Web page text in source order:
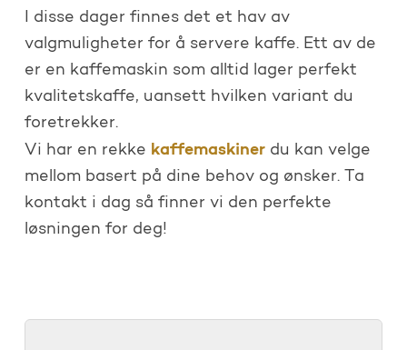
I disse dager finnes det et hav av
valgmuligheter for å servere kaffe. Ett av de
er en kaffemaskin som alltid lager perfekt
kvalitetskaffe, uansett hvilken variant du
foretrekker.
Vi har en rekke kaffemaskinerdu kan velge
mellom basert på dine behov og ønsker. Ta
kontakt i dag så finner vi den perfekte
løsningen for deg!